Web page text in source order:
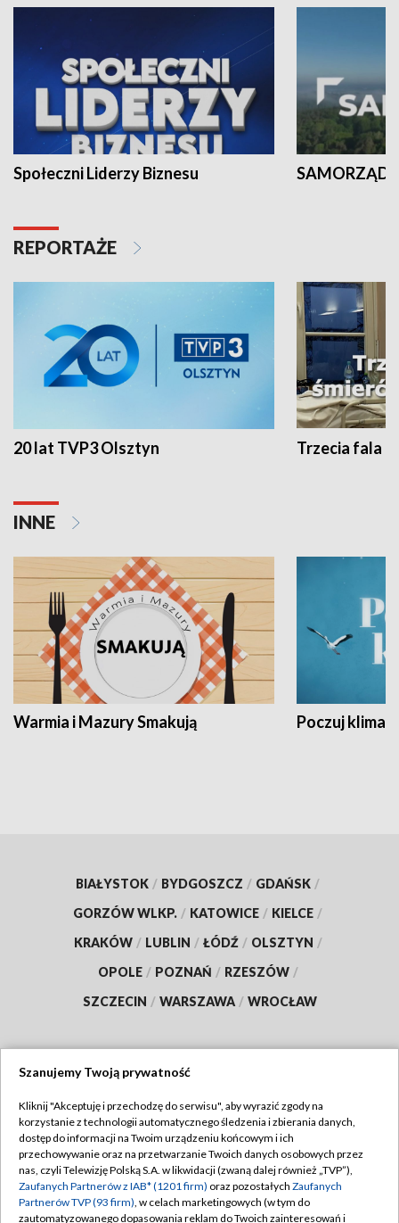
Społeczni Liderzy Biznesu SAMORZĄD
REPORTAŻE
20 lat TVP3 Olsztyn Trzecia fala -
INNE
Warmia i Mazury Smakują Poczuj klimat
BIAŁYSTOK / BYDGOSZCZ / GDAŃSK /
GORZÓW WLKP. / KATOWICE / KIELCE /
KRAKÓW / LUBLIN / ŁÓDŹ / OLSZTYN /
OPOLE / POZNAŃ / RZESZÓW /
SZCZECIN / WARSZAWA / WROCŁAW
TVP
Abonament TVP
Emisja w TVP
Centrum informacji TVP
Regulamin TVP
Polityka prywatności
Moje zgody
Szanujemy Twoją prywatność
Kliknij "Akceptuję i przechodzę do serwisu", aby wyrazić zgody na
korzystanie z technologii automatycznego śledzenia i zbierania danych,
dostęp do informacji na Twoim urządzeniu końcowym i ich
przechowywanie oraz na przetwarzanie Twoich danych osobowych przez
nas, czyli Telewizję Polską S.A. w likwidacji (zwaną dalej również „TVP”),
Zaufanych Partnerów z IAB* (1201 firm) oraz pozostałych Zaufanych
Partnerów TVP (93 firm), w celach marketingowych (w tym do
zautomatyzowanego dopasowania reklam do Twoich zainteresowań i